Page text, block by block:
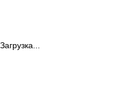
Загрузка...